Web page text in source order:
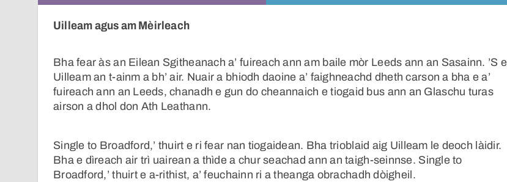
Uilleam agus am Mèirleach
Bha fear às an Eilean Sgitheanach a’ fuireach ann am baile mòr Leeds ann an Sasainn. ’S e
Uilleam an t-ainm a bh’ air. Nuair a bhiodh daoine a’ faighneachd dheth carson a bha e a’
fuireach ann an Leeds, chanadh e gun do cheannaich e tiogaid bus ann an Glaschu turas
airson a dhol don Ath Leathann.
Single to Broadford,’ thuirt e ri fear nan tiogaidean. Bha trioblaid aig Uilleam le deoch làidir.
Bha e dìreach air trì uairean a thìde a chur seachad ann an taigh-seinnse. Single to
Broadford,’ thuirt e a-rithist, a’ feuchainn ri a theanga obrachadh dòigheil.